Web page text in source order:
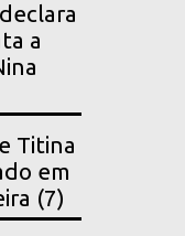
a
Titina
em
(7)